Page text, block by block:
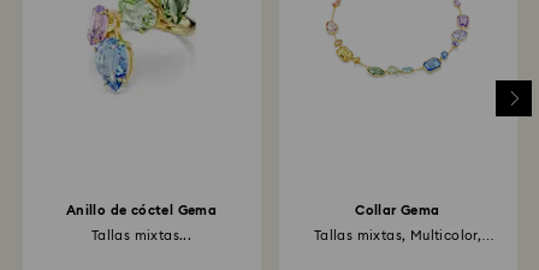
Anillo de cóctel Gema
Tallas mixtas...
Collar Gema
Tallas mixtas, Multicolor,